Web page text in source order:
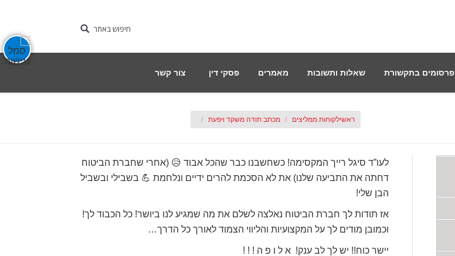
חיפוש באתר
פרסומים בתקשורת שאלות ותשובות מאמרים פסקי דין צור קשר
אתה כאן:
ראשילקוחות ממליצים מכתב תודה משקד ויפעת
לעו”ד סיגל רייך המקסימה! כשחשבנו כבר שהכל אבוד 😥 (אחרי שחברת הביטוח
דחתה את התביעה שלנו) את לא הסכמת להרים ידיים ונלחמת 💪 בשבילי ובשביל
הבן שלי!
אז תודות לך חברת הביטוח נאלצה לשלם את מה שמגיע לנו ביושר! כל הכבוד לך!
וכמובן מודים לך על המקצועיות והליווי הצמוד לאורך כל הדרך…
יישר כוח!! יש לך לב ענק! א ל ו פ ה ! ! !